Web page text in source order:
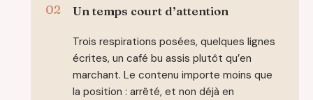
Un temps court d’attention
Trois respirations posées, quelques lignes
écrites, un café bu assis plutôt qu’en
marchant. Le contenu importe moins que
la position : arrêté, et non déjà en